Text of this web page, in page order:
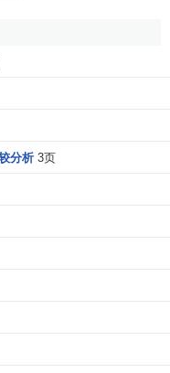
分析 3页